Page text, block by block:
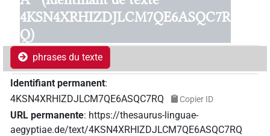
4KSN4XRHIZDJLCM7QE6ASQC7R
Q)
phrases du texte
Identifiant permanent:
4KSN4XRHIZDJLCM7QE6ASQC7RQ
Copier ID
URL permanente: https://thesaurus-linguae-
aegyptiae.de/text/4KSN4XRHIZDJLCM7QE6ASQC7RQ